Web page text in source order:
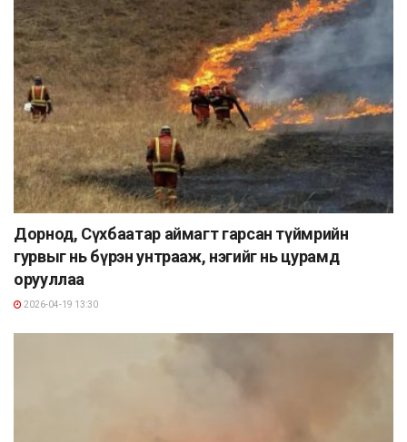
Дорнод, Сүхбаатар аймагт гарсан түймрийн
гурвыг нь бүрэн унтрааж, нэгийг нь цурамд
орууллаа
2026-04-19 13:30